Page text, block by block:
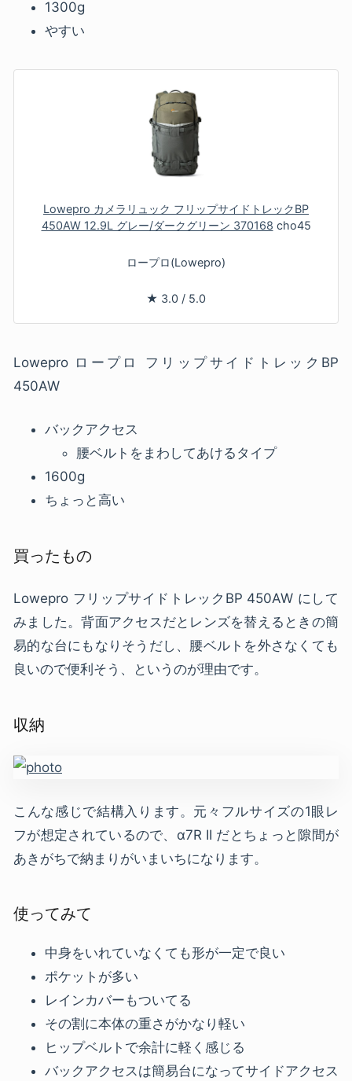
1300g
やすい
Lowepro カメラリュック フリップサイドトレックBP
450AW 12.9L グレー/ダークグリーン 370168 cho45
ロープロ(Lowepro)
★ 3.0 / 5.0
Lowepro ロープロ フリップサイドトレックBP
450AW
バックアクセス
腰ベルトをまわしてあけるタイプ
1600g
ちょっと高い
買ったもの
Lowepro フリップサイドトレックBP 450AW にして
みました。背面アクセスだとレンズを替えるときの簡
易的な台にもなりそうだし、腰ベルトを外さなくても
良いので便利そう、というのが理由です。
収納
こんな感じで結構入ります。元々フルサイズの1眼レ
フが想定されているので、α7R II だとちょっと隙間が
あきがちで納まりがいまいちになります。
使ってみて
中身をいれていなくても形が一定で良い
ポケットが多い
レインカバーもついてる
その割に本体の重さがかなり軽い
ヒップベルトで余計に軽く感じる
バックアクセスは簡易台になってサイドアクセス